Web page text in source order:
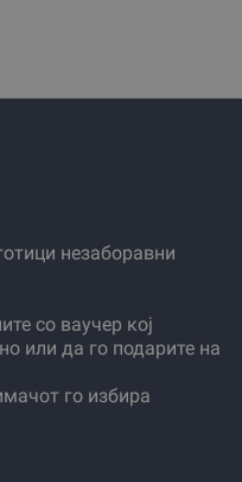
незаборавни
со ваучер кој
или да го подарите на
го избира